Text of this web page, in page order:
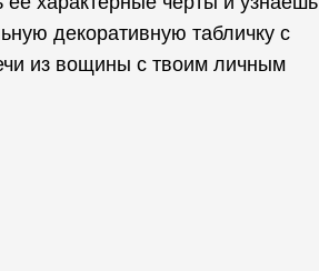
декоративную табличку с
из вощины с твоим личным